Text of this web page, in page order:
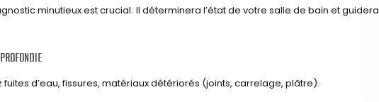
minutieux est crucial. Il déterminera l’état de votre salle de bain et guidera
d’eau, fissures, matériaux détériorés (joints, carrelage, plâtre).